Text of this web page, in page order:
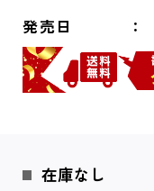
発売日
在庫なし